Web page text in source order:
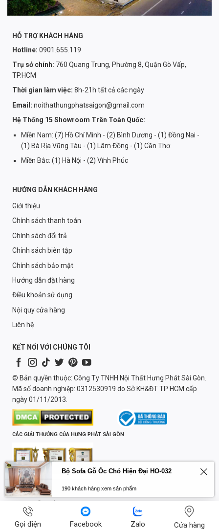
HỖ TRỢ KHÁCH HÀNG
Hotline: 0901.655.119
Trụ sở chính: 760 Quang Trung, Phường 8, Quận Gò Vấp,
TP.HCM
Thời gian làm việc: 8h-21h tất cả các ngày
Email: noithathungphatsaigon@gmail.com
Hệ Thống 15 Showroom Trên Toàn Quốc:
Miền Nam: (7) Hồ Chí Minh - (2) Bình Dương - (1) Đồng Nai -
(1) Bà Rịa Vũng Tàu - (1) Lâm Đồng - (1) Cần Thơ
Miền Bắc: (1) Hà Nội - (2) Vĩnh Phúc
HƯỚNG DẪN KHÁCH HÀNG
Giới thiệu
Chính sách thanh toán
Chính sách đổi trả
Chính sách biên tập
Chính sách bảo mật
Hướng dẫn đặt hàng
Điều khoản sử dụng
Nội quy cửa hàng
Liên hệ
KẾT NỐI VỚI CHÚNG TÔI
© Bản quyền thuộc: Công Ty TNHH Nội Thất Hưng Phát Sài Gòn.
Mã số doanh nghiệp: 0312530919 do Sở KH&ĐT TP HCM cấp
ngày 01/11/2013.
CÁC GIẢI THƯỞNG CỦA HƯNG PHÁT SÀI GÒN
Chịu trách nhiệm nội dung:
Lương Quốc Trường
Gọi điện Facebook Zalo Cửa hàng